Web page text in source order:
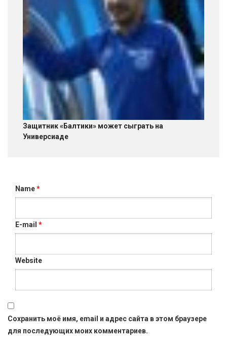
Защитник «Балтики» может сыграть на
Универсиаде
Name*
E-mail *
Website
Сохранить моё имя, email и адрес сайта в этом браузере
для последующих моих комментариев.